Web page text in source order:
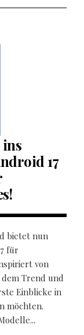
17
bietet nun
für
von
Trend und
Einblicke in
möchten.